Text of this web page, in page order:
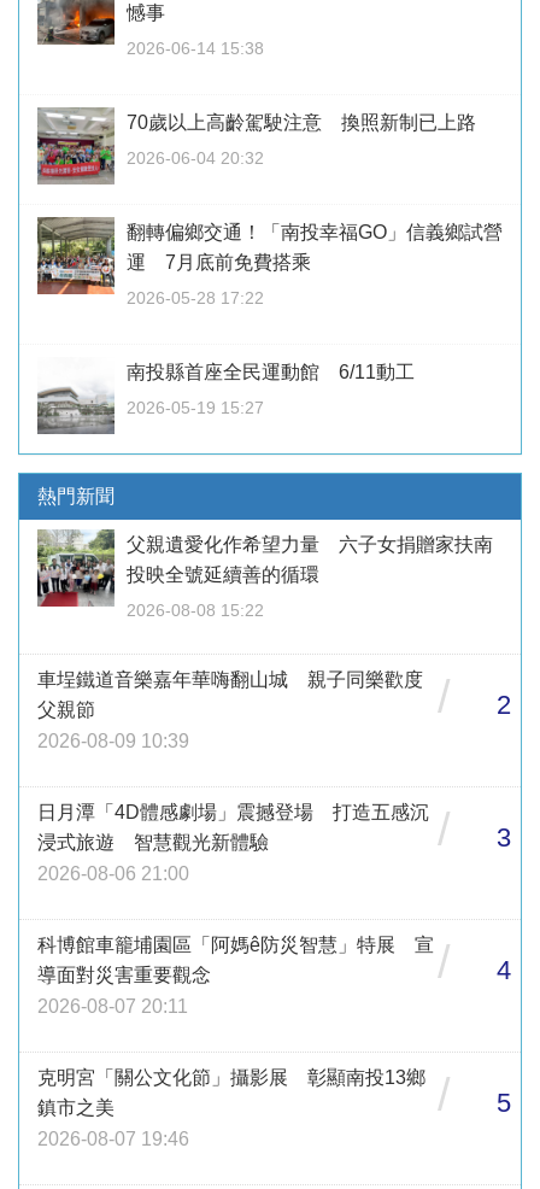
憾事
2026-06-14 15:38
70歲以上高齡駕駛注意 換照新制已上路
2026-06-04 20:32
翻轉偏鄉交通！「南投幸福GO」信義鄉試營
運 7月底前免費搭乘
2026-05-28 17:22
南投縣首座全民運動館 6/11動工
2026-05-19 15:27
熱門新聞
父親遺愛化作希望力量 六子女捐贈家扶南
投映全號延續善的循環
2026-08-08 15:22
車埕鐵道音樂嘉年華嗨翻山城 親子同樂歡度
父親節
2026-08-09 10:39
/ 2
日月潭「4D體感劇場」震撼登場 打造五感沉
浸式旅遊 智慧觀光新體驗
2026-08-06 21:00
/ 3
科博館車籠埔園區「阿媽ê防災智慧」特展 宣
導面對災害重要觀念
2026-08-07 20:11
/ 4
克明宮「關公文化節」攝影展 彰顯南投13鄉
鎮市之美
2026-08-07 19:46
/ 5